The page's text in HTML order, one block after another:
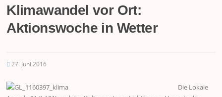
Klimawandel vor Ort:
Aktionswoche in Wetter
27. Juni 2016
Die Lokale